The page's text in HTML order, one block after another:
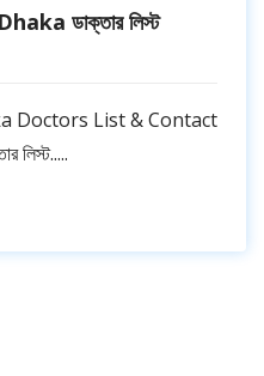
ডাক্তার লিস্ট
Doctors List & Contact
লিস্ট.....